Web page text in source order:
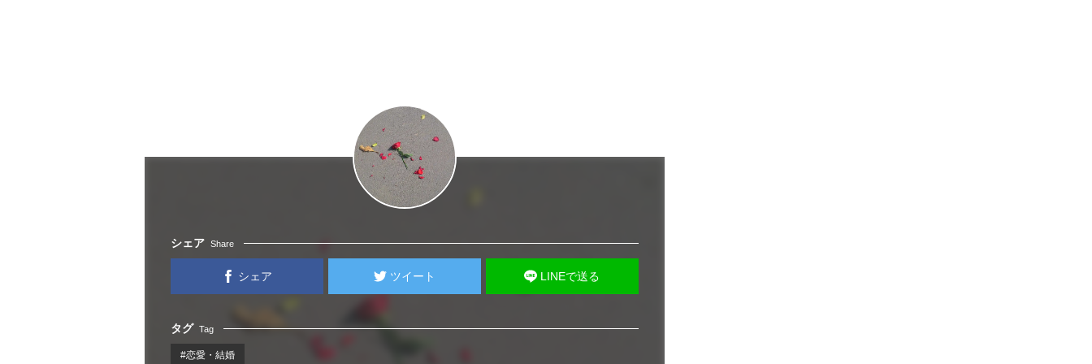
シェア Share
シェア ツイート LINEで送る
タグ Tag
#恋愛・結婚